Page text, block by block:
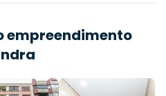
empreendimento